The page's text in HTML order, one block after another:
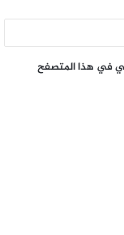
في هذا المتصفح